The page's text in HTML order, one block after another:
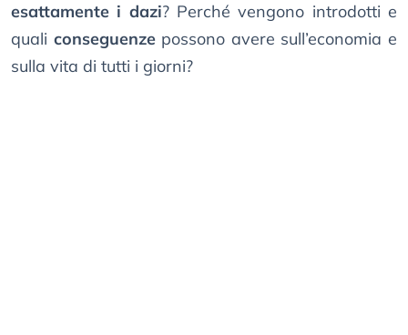
esattamente i dazi? Perché vengono introdotti e
quali conseguenzepossono avere sull’economia e
sulla vita di tutti i giorni?